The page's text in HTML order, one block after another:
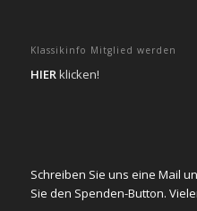
Klassikinfo Mitglied werden
HIERklicken!
Schreiben Sie uns eine Mail
Sie den Spenden-Button.